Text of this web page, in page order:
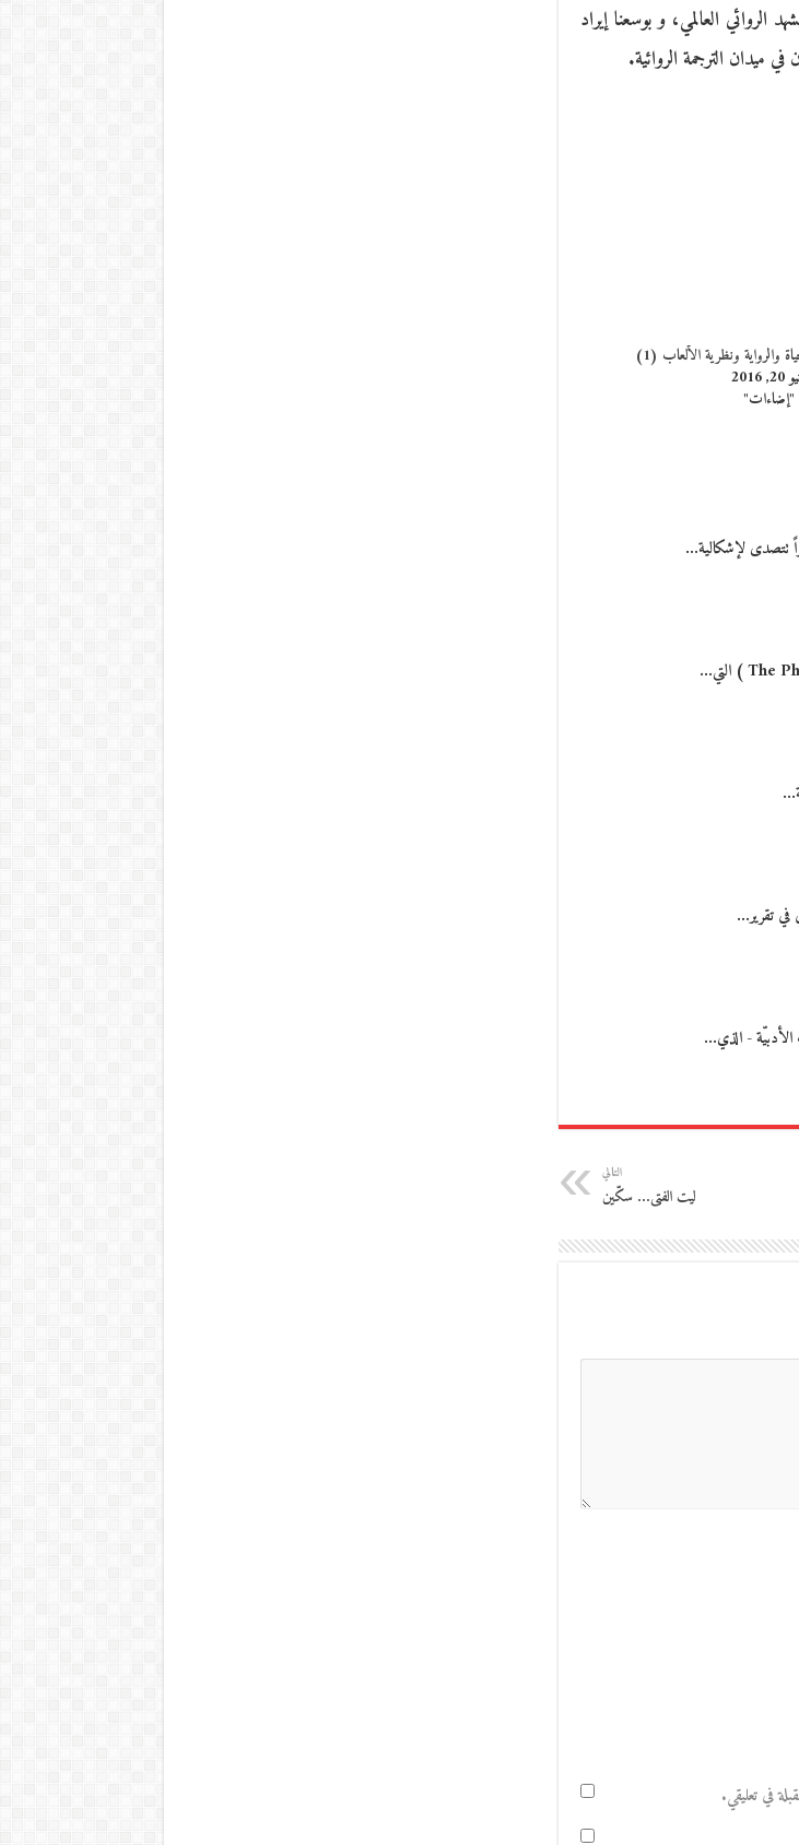
الروائي العالمي، و بوسعنا إيراد
ميدان الترجمة الروائية.
والرواية ونظرية الألعاب (1)
"إضاءات"
تتصدى لإشكالية…
تقرير…
التالي
ليت الفتى… سكّين
في تعليقي.